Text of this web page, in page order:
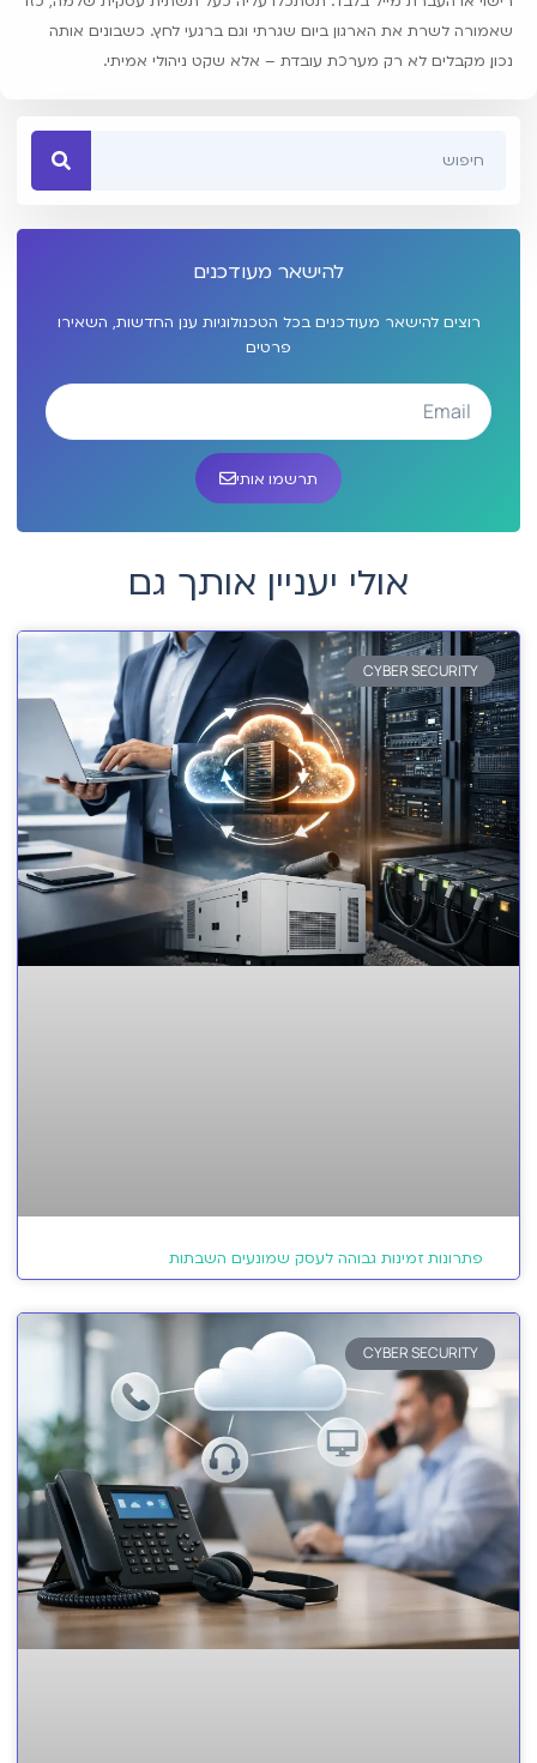
שאמורה לשרת את הארגון ביום שגרתי וגם ברגעי לחץ. כשבונים אותה
נכון, מקבלים לא רק מערכת עובדת – אלא שקט ניהולי אמיתי.
להישאר מעודכנים
רוצים להישאר מעודכנים בכל הטכנולוגיות ענן החדשות, השאירו
פרטים
תרשמו אותי
אולי יעניין אותך גם
CYBER SECURITY
פתרונות זמינות גבוהה לעסק שמונעים השבתות
CYBER SECURITY